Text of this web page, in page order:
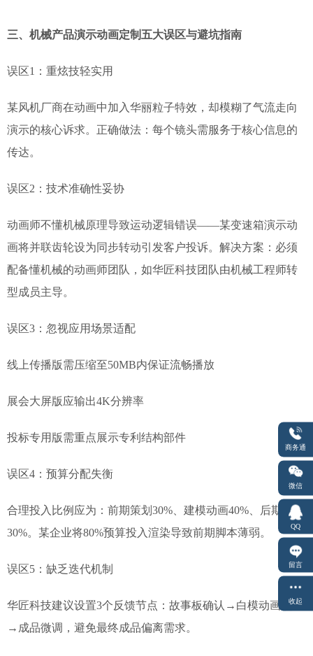
三、机械产品演示动画定制五大误区与避坑指南
误区1：重炫技轻实用
某风机厂商在动画中加入华丽粒子特效，却模糊了气流走向
演示的核心诉求。正确做法：每个镜头需服务于核心信息的
传达。
误区2：技术准确性妥协
动画师不懂机械原理导致运动逻辑错误——某变速箱演示动
画将并联齿轮设为同步转动引发客户投诉。解决方案：必须
配备懂机械的动画师团队，如华匠科技团队由机械工程师转
型成员主导。
误区3：忽视应用场景适配
线上传播版需压缩至50MB内保证流畅播放
展会大屏版应输出4K分辨率
投标专用版需重点展示专利结构部件
误区4：预算分配失衡
合理投入比例应为：前期策划30%、建模动画40%、后期
30%。某企业将80%预算投入渲染导致前期脚本薄弱。
误区5：缺乏迭代机制
华匠科技建议设置3个反馈节点：故事板确认→白模动画校验
→成品微调，避免最终成品偏离需求。
商务通
微信
QQ
留言
收起